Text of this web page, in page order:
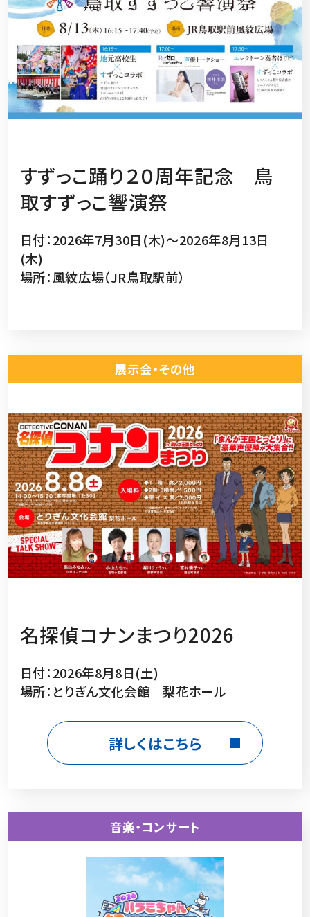
すずっこ踊り２０周年記念 鳥
取すずっこ響演祭
日付：2026年7月30日(木)～2026年8月13日
(木)
場所：風紋広場（JR鳥取駅前）
展示会・その他
名探偵コナンまつり2026
日付：2026年8月8日(土)
場所：とりぎん文化会館 梨花ホール
詳しくはこちら
音楽・コンサート